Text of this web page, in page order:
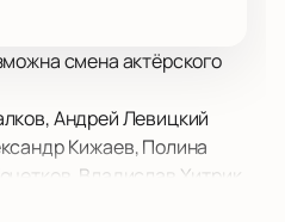
смена актёрского
Андрей Левицкий
Кижаев, Полина
Владислав Хитрик,
Александр